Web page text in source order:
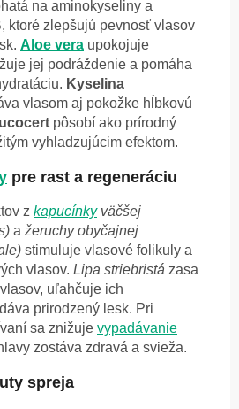
na aminokyseliny a
ktoré zlepšujú pevnosť vlasov
Aloe vera upokojuje
jej podráždenie a pomáha
Kyselina
vlasom aj pokožke hĺbkovú
pôsobí ako prírodný
vyhladzujúcim efektom.
pre rast a regeneráciu
z kapucínkyväčšej
a žeruchy obyčajnej
stimuluje vlasové folikuly a
vlasov. Lipa striebristá zasa
uľahčuje ich
prirodzený lesk. Pri
sa znižuje vypadávanie
zostáva zdravá a svieža.
spreja